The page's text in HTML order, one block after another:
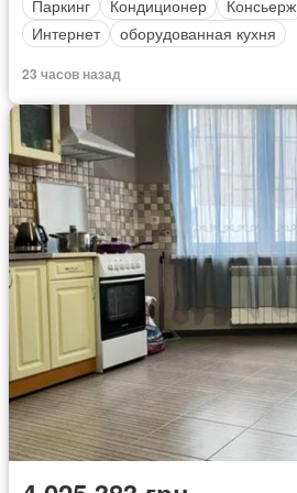
Паркинг Кондиционер Консьерж
Интернет
оборудованная кухня
23 часов назад